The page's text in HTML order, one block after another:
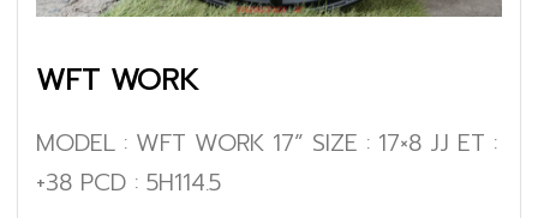
WFT WORK
MODEL : WFT WORK 17” SIZE : 17×8 JJ ET :
+38 PCD : 5H114.5